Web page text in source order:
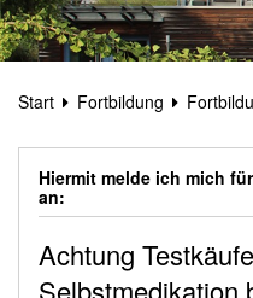
Start Fortbildung
Hiermit melde ich mich
an:
Achtung
Selbstmedikation